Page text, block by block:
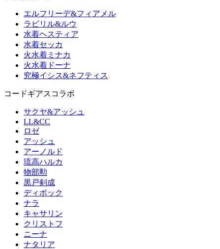
エルフリーデ&フィアメル
ラビリル&ルウ
水着ヘスティア
水着セッカ
火水着ミナカ
火水着ドーナ
究極イシス&ネフティス
コードギアスコラボ
サクヤ&アッシュ
LL&CC
ロゼ
アッシュ
アーノルド
琉高ハルカ
物部勲
黒戸剣成
ディボック
ナラ
キャサリン
クリストフ
ニーナ
ナタリア